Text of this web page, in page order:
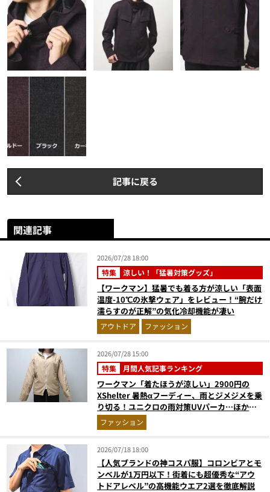
記事に戻る
関連記事
2026/07/28 18:00
特集 涼しい！「猛暑対策グッズ」
【ワークマン】猛暑でも着る方が涼しい「表面
温度-10℃の氷撃ウェア」をレビュー！“腕だけ
濡らすのが正解”の気化冷却機能が凄い
アウトドア ファッション
2026/07/28 15:00
特集 月間人気記事ランキング
ワークマン「着たほうが涼しい」2900円の
XShelter 暑熱αフーディー、雨とジメジメを乗
り切る！ユニクロの雨対策UVパーカ…ほか
【アウターの人気記事ランキングベスト3】
（2026年6月版）
ファッション
2026/07/18 18:00
【人気ブランドの神コスパ服】コロンビアとモ
ンベルが1万円以下！街着にも超優秀な“アウ
トドアレベル”の高機能ウエア2選を徹底解説